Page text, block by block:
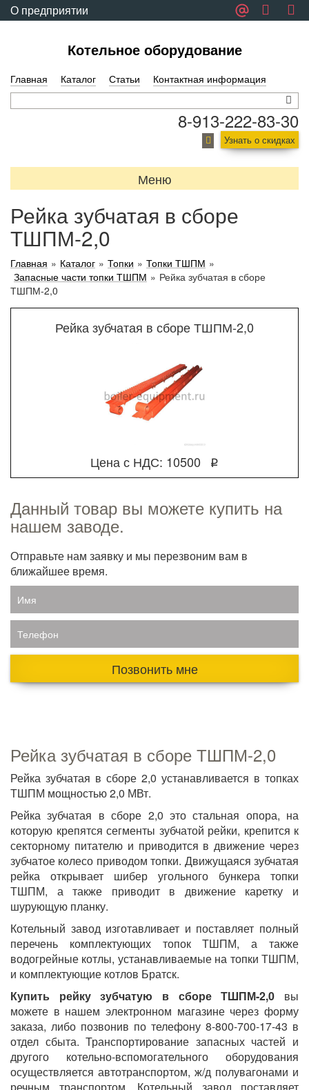
О предприятии
Котельное оборудование
Главная Каталог Статьи Контактная информация
8-913-222-83-30
Узнать о скидках
Меню
Рейка зубчатая в сборе
ТШПМ-2,0
Главная » Каталог » Топки » Топки ТШПМ »
Запасные части топки ТШПМ » Рейка зубчатая в сборе
ТШПМ-2,0
Рейка зубчатая в сборе ТШПМ-2,0
Цена с НДС: 10500 q
Данный товар вы можете купить на
нашем заводе.
Отправьте нам заявку и мы перезвоним вам в
ближайшее время.
Имя
Телефон
Позвонить мне
Рейка зубчатая в сборе ТШПМ-2,0
Рейка зубчатая в сборе 2,0 устанавливается в топках
ТШПМ мощностью 2,0 МВт.
Рейка зубчатая в сборе 2,0 это стальная опора, на
которую крепятся сегменты зубчатой рейки, крепится к
секторному питателю и приводится в движение через
зубчатое колесо приводом топки. Движущаяся зубчатая
рейка открывает шибер угольного бункера топки
ТШПМ, а также приводит в движение каретку и
шурующую планку.
Котельный завод изготавливает и поставляет полный
перечень комплектующих топок ТШПМ, а также
водогрейные котлы, устанавливаемые на топки ТШПМ,
и комплектующие котлов Братск.
Купить рейку зубчатую в сборе ТШПМ-2,0 вы
можете в нашем электронном магазине через форму
заказа, либо позвонив по телефону 8-800-700-17-43 в
отдел сбыта. Транспортирование запасных частей и
другого котельно-вспомогательного оборудования
осуществляется автотранспортом, ж/д полувагонами и